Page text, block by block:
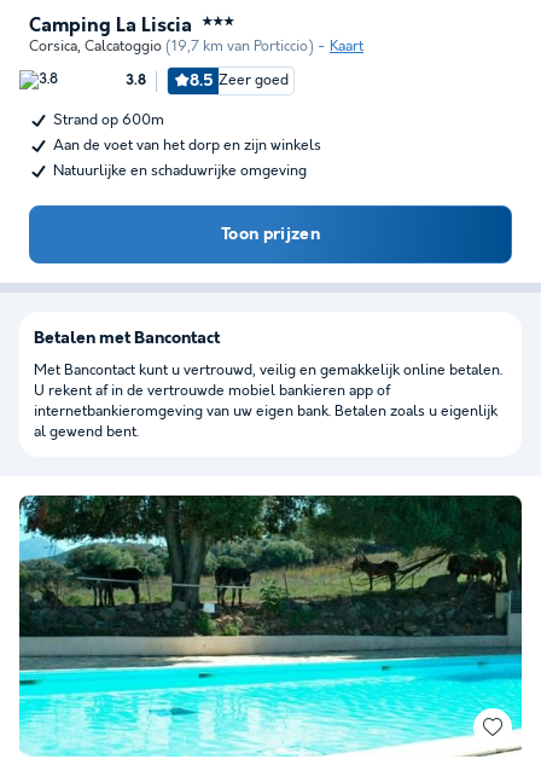
Camping La Liscia ★★★
Corsica, Calcatoggio (19,7 km van Porticcio) Kaart
3.8 8.5 Zeer goed
Strand op 600m
Aan de voet van het dorp en zijn winkels
Natuurlijke en schaduwrijke omgeving
Toon prijzen
Betalen met Bancontact
Met Bancontact kunt u vertrouwd, veilig en gemakkelijk online betalen.
U rekent af in de vertrouwde mobiel bankieren app of
internetbankieromgeving van uw eigen bank. Betalen zoals u eigenlijk
al gewend bent.